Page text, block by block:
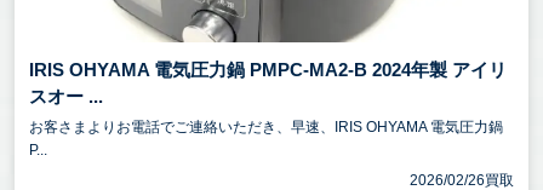
IRIS OHYAMA 電気圧力鍋 PMPC-MA2-B 2024年製 アイリ
スオー ...
お客さまよりお電話でご連絡いただき、早速、IRIS OHYAMA 電気圧力鍋
P...
2026/02/26買取